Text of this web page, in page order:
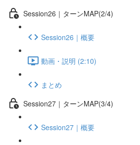
Session26｜ターンMAP(2/4)
Session26｜概要
動画・説明 (2:10)
まとめ
Session27｜ターンMAP(3/4)
Session27｜概要